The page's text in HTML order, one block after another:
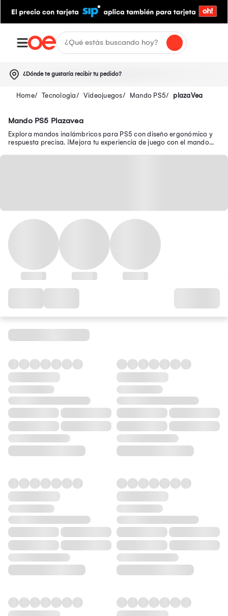
¿Dónde te gustaría recibir tu pedido?
Tecnologia Videojuegos Mando PS5 plazaVea
Mando PS5 Plazavea
Explora mandos inalámbricos para PS5 con diseño ergonómico y
respuesta precisa. ¡Mejora tu experiencia de juego con el mando